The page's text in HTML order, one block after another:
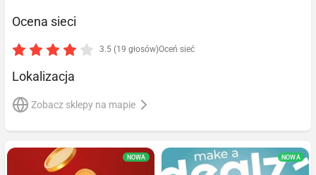
Ocena sieci
3.5 (19 głosów)Oceń sieć
Lokalizacja
Zobacz sklepy na mapie
NOWA NOWA